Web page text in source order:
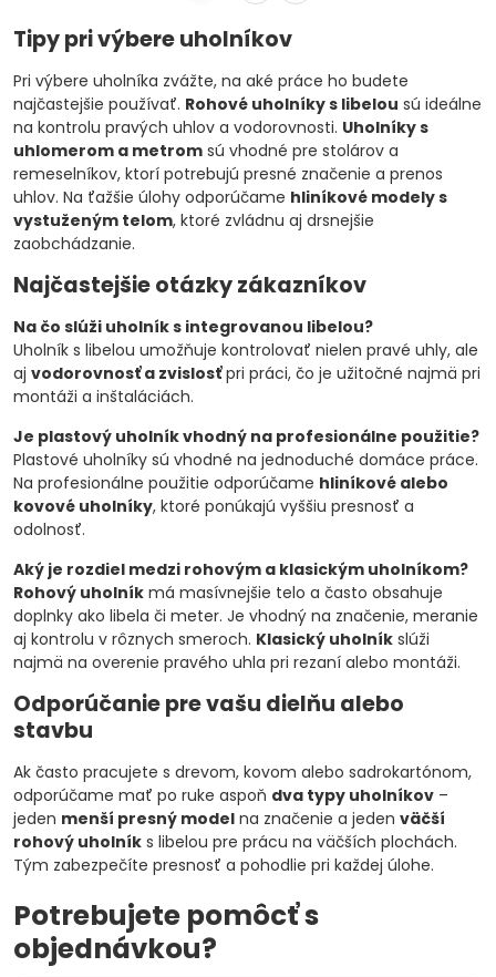
Tipy pri výbere uholníkov
Pri výbere uholníka zvážte, na aké práce ho budete
najčastejšie používať. Rohové uholníky s libelou sú ideálne
na kontrolu pravých uhlov a vodorovnosti. Uholníky s
uhlomerom a metrom sú vhodné pre stolárov a
remeselníkov, ktorí potrebujú presné značenie a prenos
uhlov. Na ťažšie úlohy odporúčame hliníkové modely s
vystuženým telom, ktoré zvládnu aj drsnejšie
zaobchádzanie.
Najčastejšie otázky zákazníkov
Na čo slúži uholník s integrovanou libelou?
Uholník s libelou umožňuje kontrolovať nielen pravé uhly, ale
aj vodorovnosť a zvislosťpri práci, čo je užitočné najmä pri
montáži a inštaláciách.
Je plastový uholník vhodný na profesionálne použitie?
Plastové uholníky sú vhodné na jednoduché domáce práce.
Na profesionálne použitie odporúčame hliníkové alebo
kovové uholníky, ktoré ponúkajú vyššiu presnosť a
odolnosť.
Aký je rozdiel medzi rohovým a klasickým uholníkom?
Rohový uholník má masívnejšie telo a často obsahuje
doplnky ako libela či meter. Je vhodný na značenie, meranie
aj kontrolu v rôznych smeroch. Klasický uholník slúži
najmä na overenie pravého uhla pri rezaní alebo montáži.
Odporúčanie pre vašu dielňu alebo
stavbu
Ak často pracujete s drevom, kovom alebo sadrokartónom,
odporúčame mať po ruke aspoň dva typy uholníkov –
jeden menší presný model na značenie a jeden väčší
rohový uholník s libelou pre prácu na väčších plochách.
Tým zabezpečíte presnosť a pohodlie pri každej úlohe.
Potrebujete pomôcť s
objednávkou?